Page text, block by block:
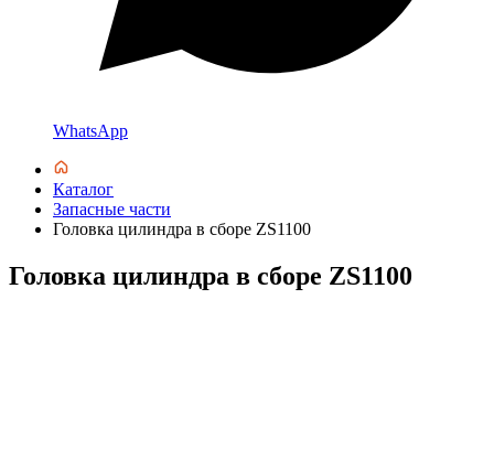
WhatsApp
Каталог
Запасные части
Головка цилиндра в сборе ZS1100
Головка цилиндра в сборе ZS1100